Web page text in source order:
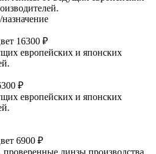
16300 ₽
европейских и японских
₽
европейских и японских
6900 ₽